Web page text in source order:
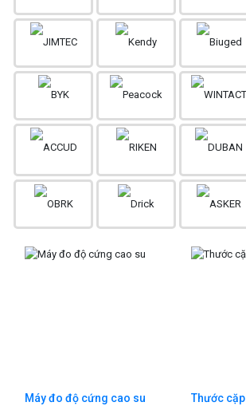
Máy đo độ cứng cao su Thước cặp